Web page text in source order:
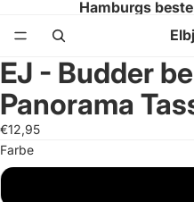
Hamburgs
Bild
im
Vollbildmodus
öffnen
EJ - Budder
Panorama
€12,95
Farbe